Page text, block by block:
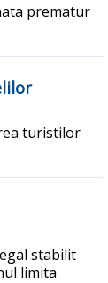
prematur
turistilor
stabilit
limita